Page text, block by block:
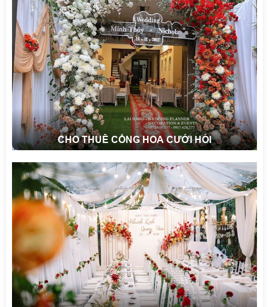
CHO THUÊ CỔNG HOA CƯỚI HỎI